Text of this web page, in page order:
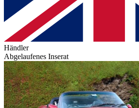
Händler
Abgelaufenes Inserat